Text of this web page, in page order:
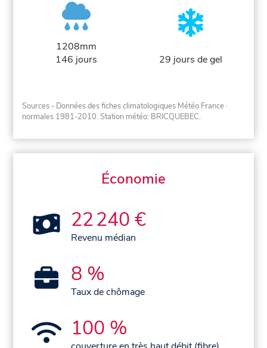
1208mm
146 jours
29 jours de gel
Sources - Données des fiches climatologiques Météo France ·
normales 1981-2010. Station météo: BRICQUEBEC.
Économie
22 240 €
Revenu médian
8 %
Taux de chômage
100 %